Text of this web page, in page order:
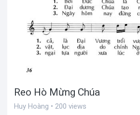
Reo Hò Mừng Chúa
Huy Hoàng • 200 views